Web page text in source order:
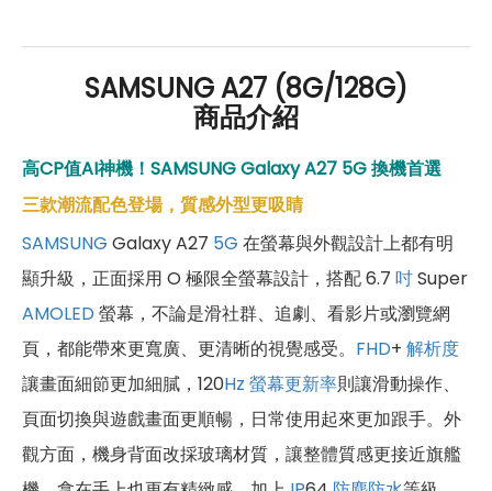
SAMSUNG A27 (8G/128G)
商品介紹
高CP值AI神機！SAMSUNG Galaxy A27 5G 換機首選
三款潮流配色登場，質感外型更吸睛
SAMSUNG Galaxy A27 5G 在螢幕與外觀設計上都有明
顯升級，正面採用 O 極限全螢幕設計，搭配 6.7 吋Super
AMOLED 螢幕，不論是滑社群、追劇、看影片或瀏覽網
頁，都能帶來更寬廣、更清晰的視覺感受。 FHD+ 解析度
讓畫面細節更加細膩，120Hz 螢幕更新率則讓滑動操作、
頁面切換與遊戲畫面更順暢，日常使用起來更加跟手。外
觀方面，機身背面改採玻璃材質，讓整體質感更接近旗艦